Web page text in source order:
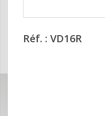
Réf. : VD16R